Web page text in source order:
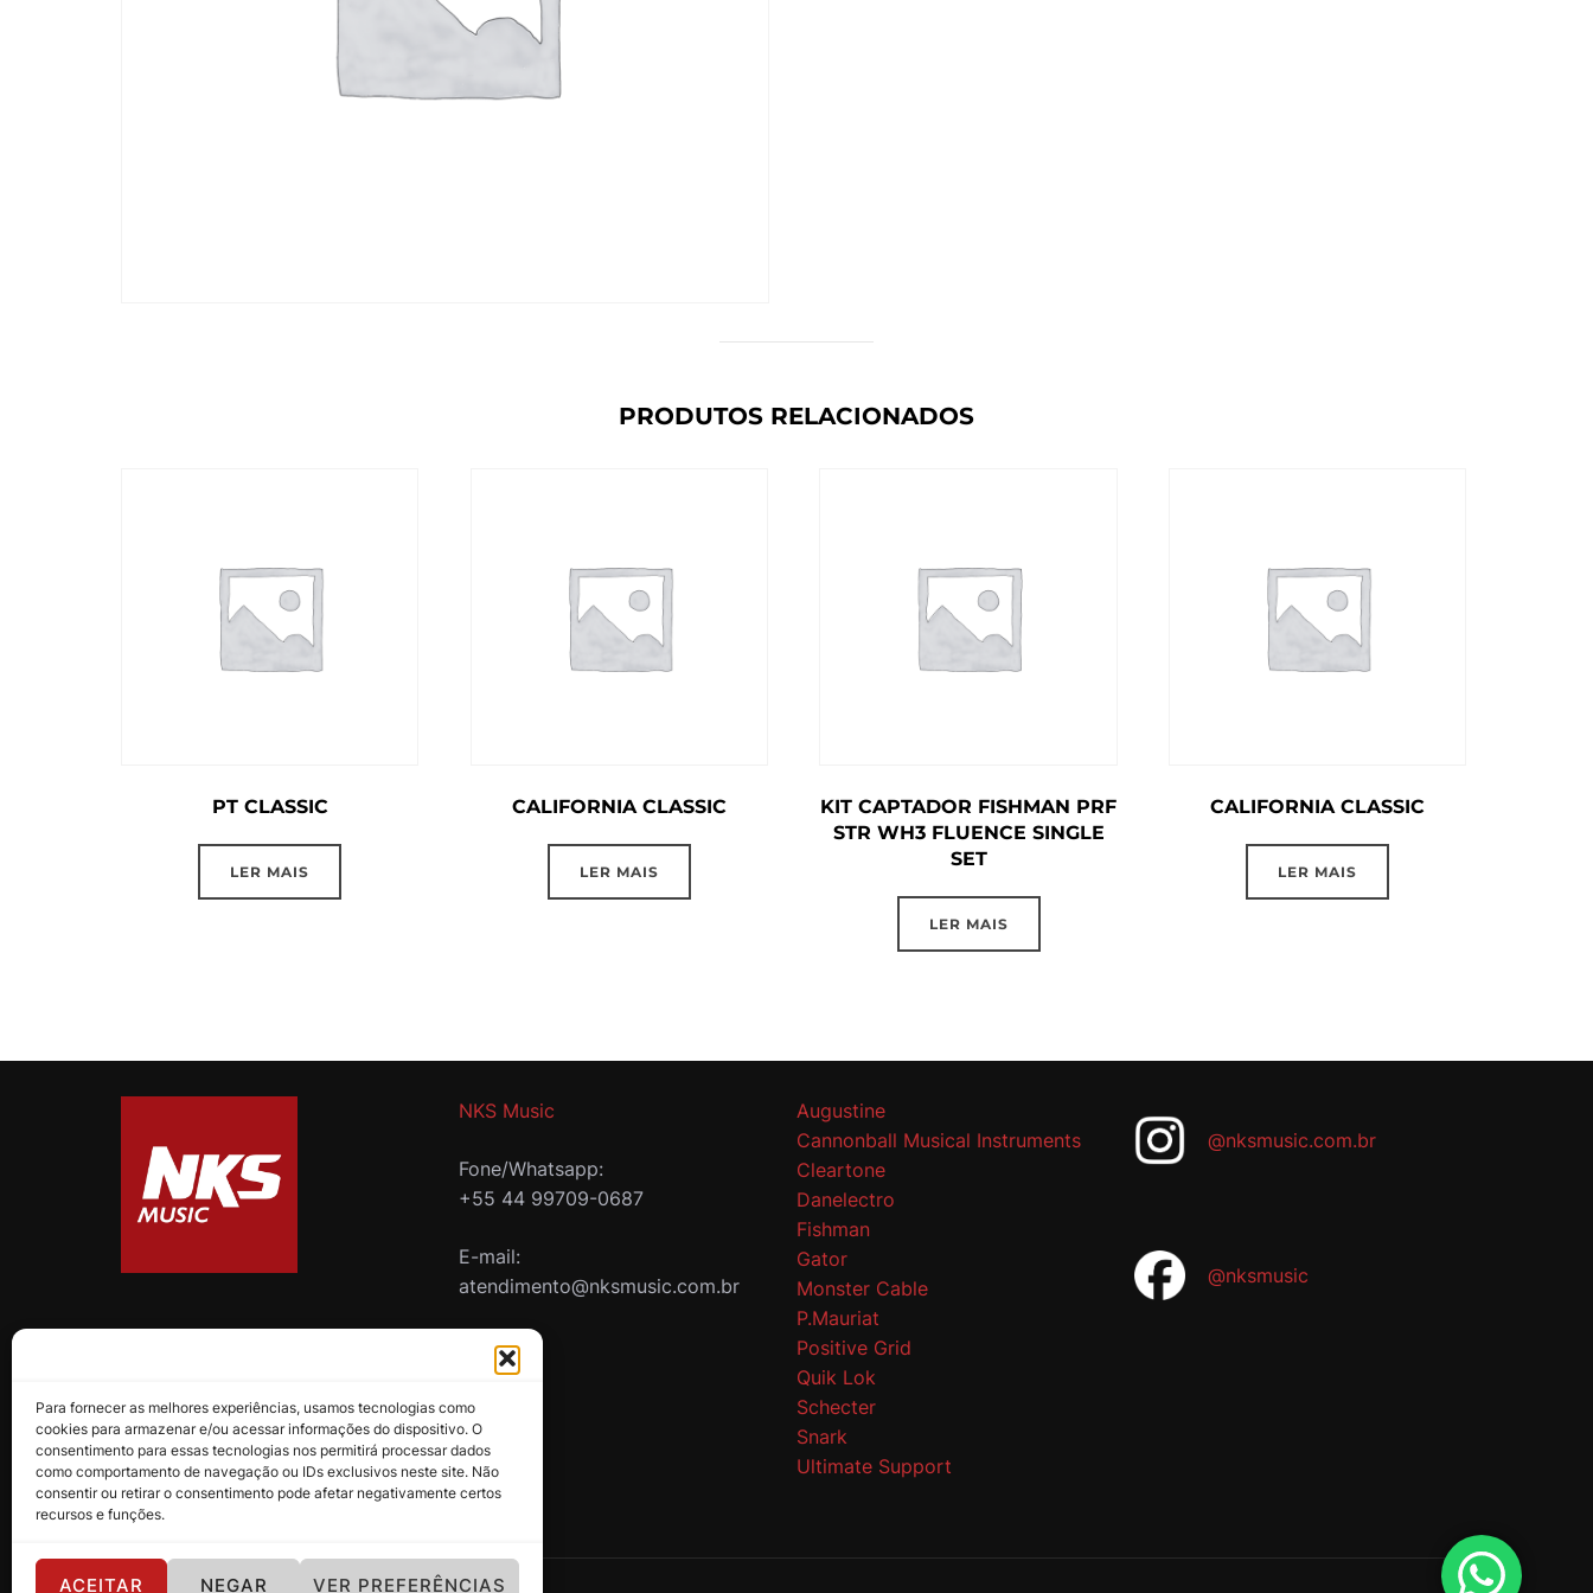
Para fornecer as melhores experiências, usamos tecnologias como
cookies para armazenar e/ou acessar informações do dispositivo. O
consentimento para essas tecnologias nos permitirá processar dados
como comportamento de navegação ou IDs exclusivos neste site. Não
consentir ou retirar o consentimento pode afetar negativamente certos
recursos e funções.
ACEITAR NEGAR VER PREFERÊNCIAS
PRODUTOS RELACIONADOS
PT CLASSIC
LER MAIS
CALIFORNIA CLASSIC
LER MAIS
KIT CAPTADOR FISHMAN PRF
STR WH3 FLUENCE SINGLE
SET
LER MAIS
CALIFORNIA CLASSIC
LER MAIS
NKS Music
Fone/Whatsapp:
+55 44 99709-0687
E-mail:
atendimento@nksmusic.com.br
Augustine
Cannonball Musical Instruments
Cleartone
Danelectro
Fishman
Gator
Monster Cable
P.Mauriat
Positive Grid
Quik Lok
Schecter
Snark
Ultimate Support
@nksmusic.com.br
@nksmusic